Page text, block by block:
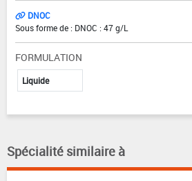
DNOC
Sous forme de : DNOC : 47 g/L
FORMULATION
Liquide
Spécialité similaire à